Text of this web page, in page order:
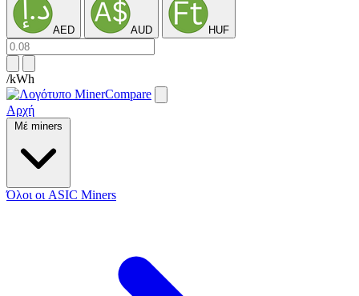
AED AUD HUF
/kWh
Αρχή
Μέ miners
Όλοι οι ASIC Miners